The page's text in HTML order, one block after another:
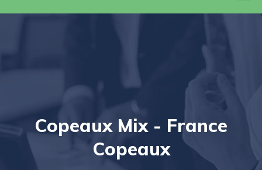
Copeaux Mix - France
Copeaux